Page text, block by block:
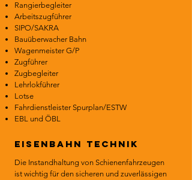
Rangierbegleiter
Arbeitszugführer
SIPO/SAKRA
Bauüberwacher Bahn
Wagenmeister G/P
Zugführer
Zugbegleiter
Lehrlokführer
Lotse
Fahrdienstleister Spurplan/ESTW
EBL und ÖBL
Eisenbahn technik
Die Instandhaltung von Schienenfahrzeugen
ist wichtig für den sicheren und zuverlässigen